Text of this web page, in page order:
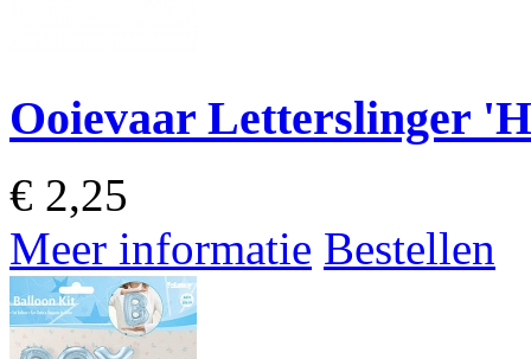
Ooievaar Letterslinger
€ 2,25
Meer informatie Bestellen